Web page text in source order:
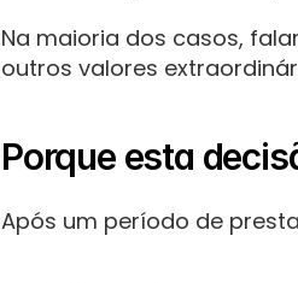
Na maioria dos casos,
outros valores
Porque esta
Após um período de